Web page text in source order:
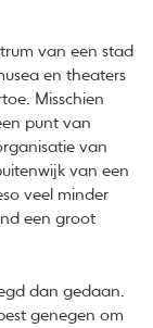
van een stad
en theaters
Misschien
punt van
van
van een
veel minder
een groot
dan gedaan.
genegen om